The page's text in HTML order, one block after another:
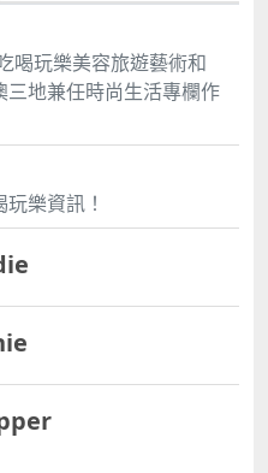
喝玩樂美容旅遊藝術和
三地兼任時尚生活專欄作
樂資訊！